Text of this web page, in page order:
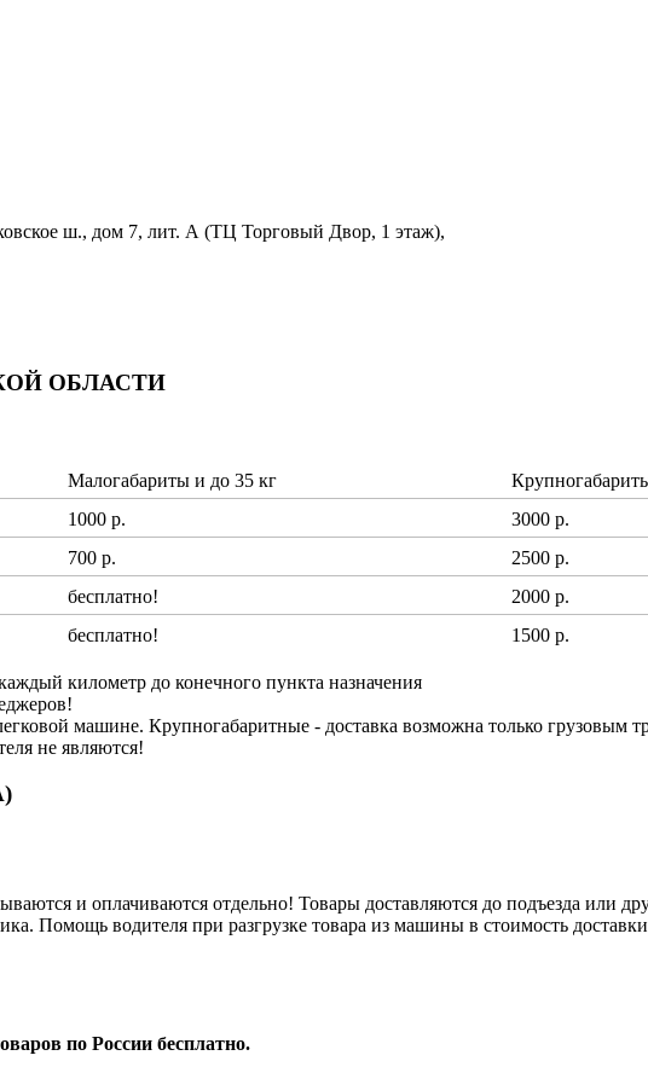
ш., дом 7, лит. А (ТЦ Торговый Двор, 1 этаж),
ОБЛАСТИ
Малогабариты и до 35 кг
1000 р.
3000 р.
700 р.
2500 р.
бесплатно!
2000 р.
бесплатно! 1500 р.
километр до конечного пункта назначения
машине. Крупногабаритные - доставка возможна только грузовым
не являются!
и оплачиваются отдельно! Товары доставляются до подъезда или
Помощь водителя при разгрузке товара из машины в стоимость
по России бесплатно.